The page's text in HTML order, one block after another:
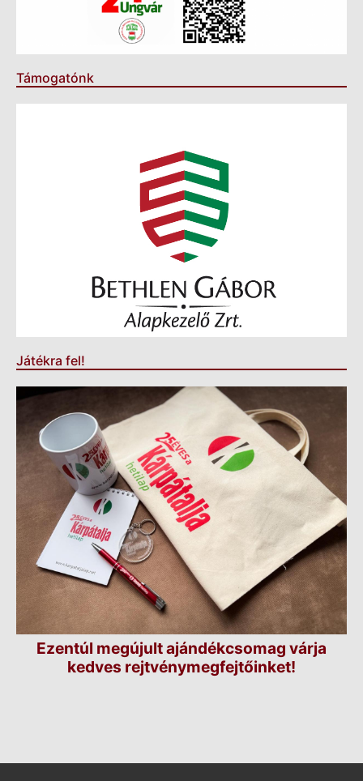
Támogatónk
Játékra fel!
Ezentúl megújult ajándékcsomag várja
kedves rejtvénymegfejtőinket!